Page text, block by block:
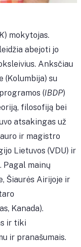
) mokytojas.
abejoti jo
Anksčiau
(Kolumbija) su
programos (IBDP)
filosofiją bei
atsakingas už
ir magistro
Lietuvos (VDU) ir
Pagal mainų
Šiaurės Airijoje ir
Kanada).
ir tiki
ir pranašumais.